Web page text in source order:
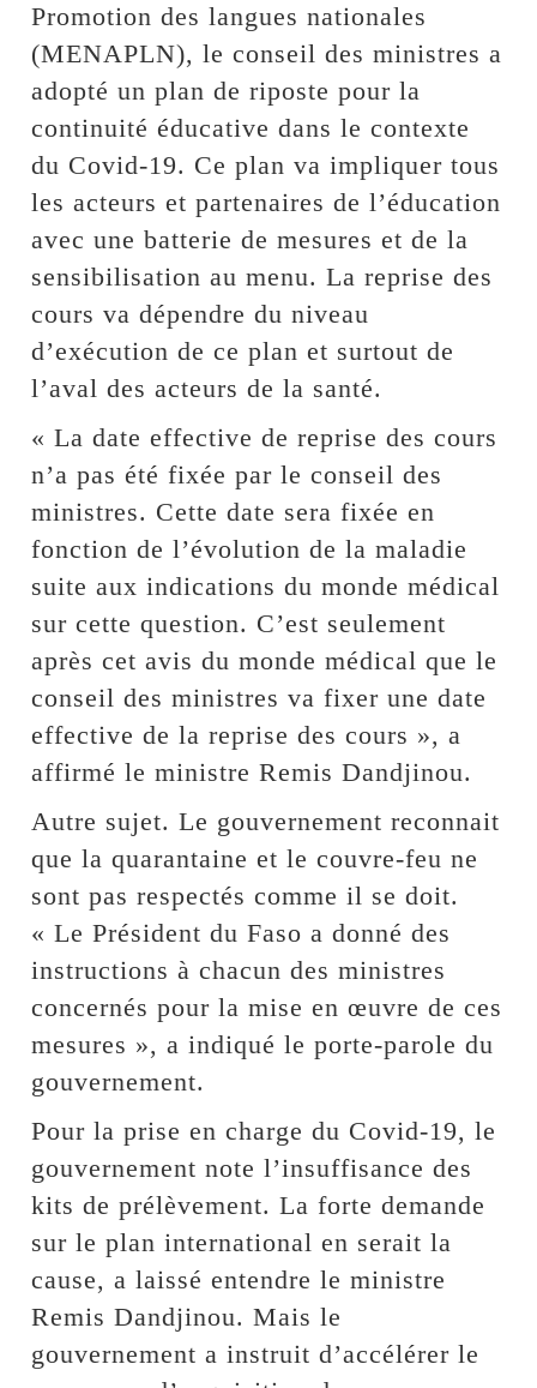
Promotion des langues nationales
(MENAPLN), le conseil des ministres a
adopté un plan de riposte pour la
continuité éducative dans le contexte
du Covid-19. Ce plan va impliquer tous
les acteurs et partenaires de l’éducation
avec une batterie de mesures et de la
sensibilisation au menu. La reprise des
cours va dépendre du niveau
d’exécution de ce plan et surtout de
l’aval des acteurs de la santé.
« La date effective de reprise des cours
n’a pas été fixée par le conseil des
ministres. Cette date sera fixée en
fonction de l’évolution de la maladie
suite aux indications du monde médical
sur cette question. C’est seulement
après cet avis du monde médical que le
conseil des ministres va fixer une date
effective de la reprise des cours », a
affirmé le ministre Remis Dandjinou.
Autre sujet. Le gouvernement reconnait
que la quarantaine et le couvre-feu ne
sont pas respectés comme il se doit.
« Le Président du Faso a donné des
instructions à chacun des ministres
concernés pour la mise en œuvre de ces
mesures », a indiqué le porte-parole du
gouvernement.
Pour la prise en charge du Covid-19, le
gouvernement note l’insuffisance des
kits de prélèvement. La forte demande
sur le plan international en serait la
cause, a laissé entendre le ministre
Remis Dandjinou. Mais le
gouvernement a instruit d’accélérer le